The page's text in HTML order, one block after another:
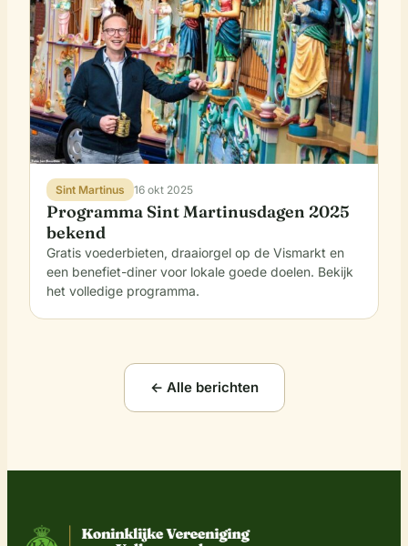
Sint Martinus 16 okt 2025
Programma Sint Martinusdagen 2025
bekend
Gratis voederbieten, draaiorgel op de Vismarkt en
een benefiet-diner voor lokale goede doelen. Bekijk
het volledige programma.
← Alle berichten